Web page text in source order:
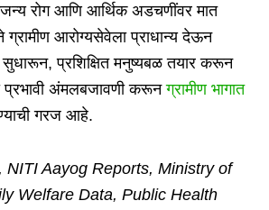
रोग आणि आर्थिक अडचणींवर मात
आरोग्यसेवेला प्राधान्य देऊन
सुधारून, प्रशिक्षित मनुष्यबळ तयार करून
प्रभावी अंमलबजावणी करूनग्रामीण भागात
गरज आहे.
, NITI Aayog Reports, Ministry of
Welfare Data, Public Health